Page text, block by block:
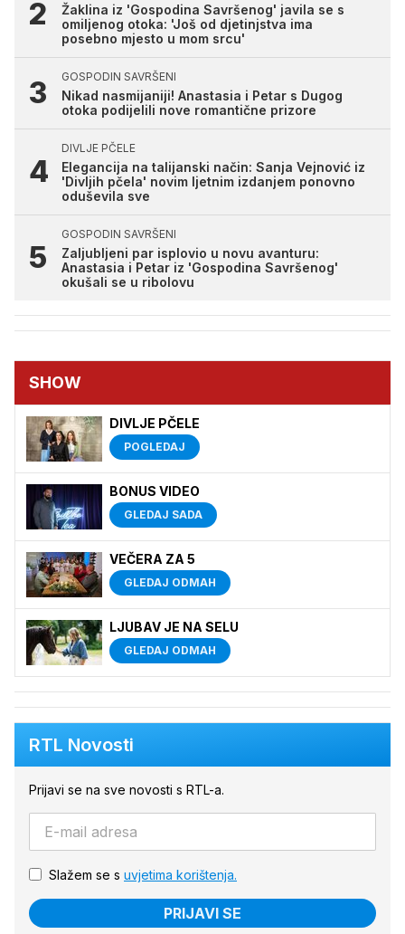
Žaklina iz 'Gospodina Savršenog' javila se s
omiljenog otoka: 'Još od djetinjstva ima
posebno mjesto u mom srcu'
GOSPODIN SAVRŠENI
Nikad nasmijaniji! Anastasia i Petar s Dugog
otoka podijelili nove romantične prizore
DIVLJE PČELE
Elegancija na talijanski način: Sanja Vejnović iz
'Divljih pčela' novim ljetnim izdanjem ponovno
oduševila sve
GOSPODIN SAVRŠENI
Zaljubljeni par isplovio u novu avanturu:
Anastasia i Petar iz 'Gospodina Savršenog'
okušali se u ribolovu
SHOW
DIVLJE PČELE
POGLEDAJ
BONUS VIDEO
GLEDAJ SADA
VEČERA ZA 5
GLEDAJ ODMAH
LJUBAV JE NA SELU
GLEDAJ ODMAH
RTL Novosti
Prijavi se na sve novosti s RTL-a.
Slažem se s uvjetima korištenja.
PRIJAVI SE